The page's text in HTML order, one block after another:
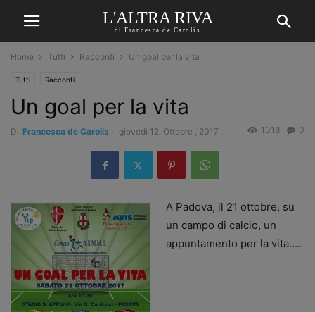
L'ALTRA RIVA
di Francesca de Carolis
Home Tutti Racconti Un goal per la vita
Tutti Racconti
Un goal per la vita
Di Francesca de Carolis - giovedì 12, Ottobre , 2017 0
1018
A Padova, il 21 ottobre, su
un campo di calcio, un
appuntamento per la vita…..